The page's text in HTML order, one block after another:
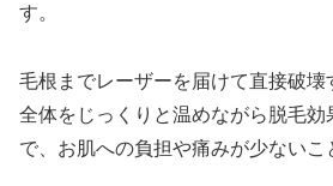
す。
毛根までレーザーを届けて直接破
全体をじっくりと温めながら脱毛効
で、お肌への負担や痛みが少ないこ